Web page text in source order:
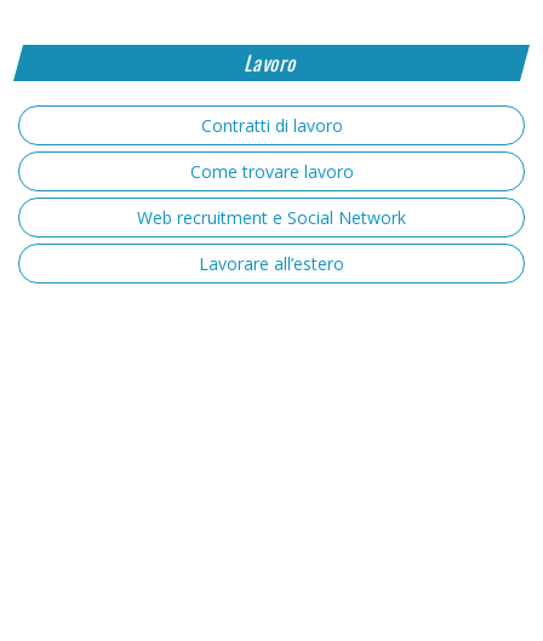
Lavoro
Contratti di lavoro
Come trovare lavoro
Web recruitment e Social Network
Lavorare all’estero